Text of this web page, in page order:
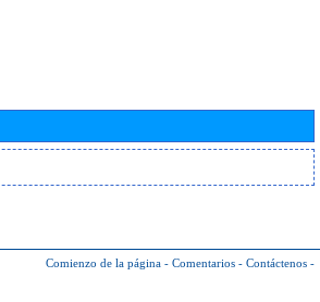
Comienzo de la página - Comentarios - Contáctenos -